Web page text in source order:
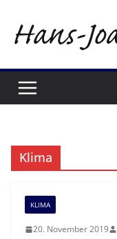
Inhalt
springen
Klima
KLIMA
20. November 2019